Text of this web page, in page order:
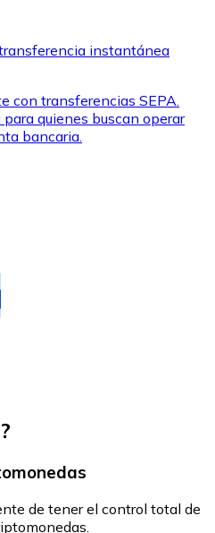
instantánea
con transferencias SEPA.
quienes buscan operar
bancaria.
de tener el control total de